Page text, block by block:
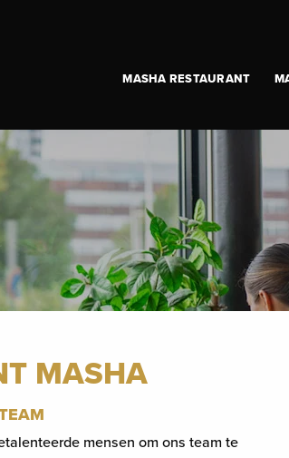
MASHA RESTAURANT
MASHA
mensen om ons team te